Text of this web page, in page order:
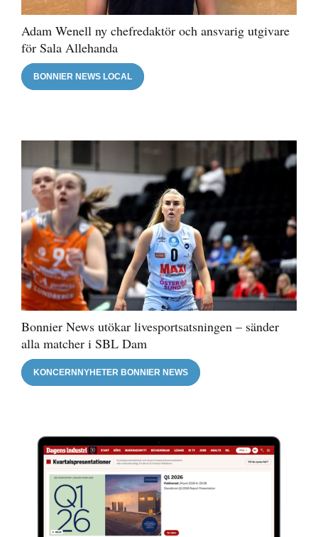
Adam Wenell ny chefredaktör och ansvarig utgivare
för Sala Allehanda
BONNIER NEWS LOCAL
Bonnier News utökar livesportsatsningen – sänder
alla matcher i SBL Dam
KONCERNNYHETER BONNIER NEWS